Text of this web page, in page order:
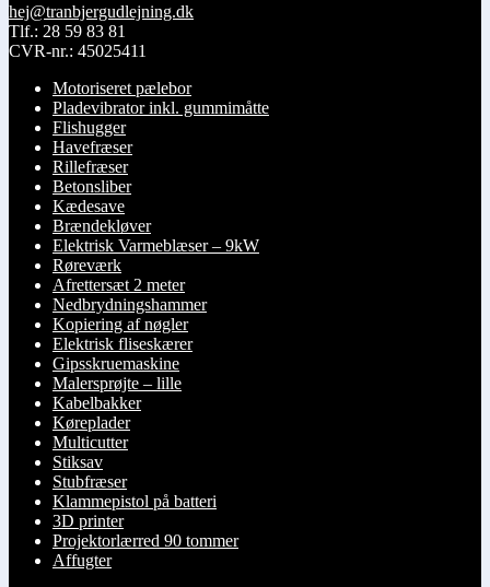
hej@tranbjergudlejning.dk
Tlf.: 28 59 83 81
CVR-nr.: 45025411
Motoriseret pælebor
Pladevibrator inkl. gummimåtte
Flishugger
Havefræser
Rillefræser
Betonsliber
Kædesave
Brændekløver
Elektrisk Varmeblæser – 9kW
Røreværk
Afrettersæt 2 meter
Nedbrydningshammer
Kopiering af nøgler
Elektrisk fliseskærer
Gipsskruemaskine
Malersprøjte – lille
Kabelbakker
Køreplader
Multicutter
Stiksav
Stubfræser
Klammepistol på batteri
3D printer
Projektorlærred 90 tommer
Affugter